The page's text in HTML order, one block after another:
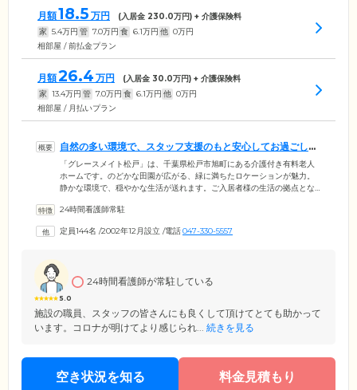
月額18.5 万円 (入居金 230.0万円) + 介護保険料
家 5.4万円 管 7.0万円 食 6.1万円 他 0万円
相部屋 / 前払金プラン
月額26.4 万円 (入居金 30.0万円) + 介護保険料
家 13.4万円 管 7.0万円 食 6.1万円 他 0万円
相部屋 / 月払いプラン
自然の多い環境で、スタッフ支援のもと安心してお過ごしい
ただけます
「グレースメイト松戸」は、千葉県松戸市旭町にある介護付き有料老人
ホームです。のどかな田園が広がる、緑に満ちたロケーションが魅力。
静かな環境で、穏やかな生活が送れます。ご入居者様の生活の拠点とな
配置を工夫して仕切ることで、ほどよいプライベート感と、ひとりでは
ラを設置。パソコンやスマートフォンからアクセスできるため、ご家族
24時間看護師常駐
定員144名 /2002年12月設立 /電話047-330-5557
5.0
24時間看護師が常駐している
施設の職員、スタッフの皆さんにも良くして頂けてとても助かって
います。コロナが明けてより感じられ... 続きを見る
空き状況を知る 料金見積もり